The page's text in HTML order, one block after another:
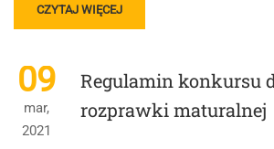
READ
MORE
ROZPRAWKA
MATURALNA
FRAGMENT
CZYTAJ WIĘCEJ
09
mar,
2021
Regulamin konkursu
rozprawki maturalnej